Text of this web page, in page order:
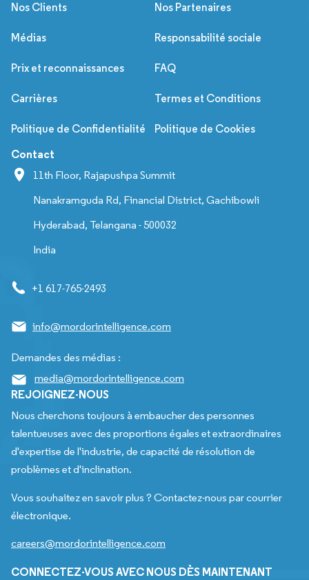
Nos Clients Nos Partenaires
Médias Responsabilité sociale
Prix et reconnaissances FAQ
Carrières Termes et Conditions
Politique de Confidentialité Politique de Cookies
Contact
11th Floor, Rajapushpa Summit
Nanakramguda Rd, Financial District, Gachibowli
Hyderabad, Telangana - 500032
India
+1 617-765-2493
info@mordorintelligence.com
Demandes des médias :
media@mordorintelligence.com
REJOIGNEZ-NOUS
Nous cherchons toujours à embaucher des personnes
talentueuses avec des proportions égales et extraordinaires
d'expertise de l'industrie, de capacité de résolution de
problèmes et d'inclination.
Vous souhaitez en savoir plus ? Contactez-nous par courrier
électronique.
careers@mordorintelligence.com
CONNECTEZ-VOUS AVEC NOUS DÈS MAINTENANT